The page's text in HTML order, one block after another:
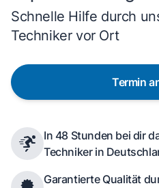
Schnelle Hilfe durch
Techniker vor Ort
Termin
In 48 Stunden bei dir
Techniker in
Garantierte Qualität